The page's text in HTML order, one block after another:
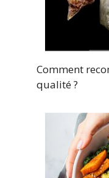
Comment
qualité ?